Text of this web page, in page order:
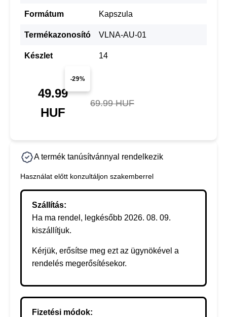
Formátum Kapszula
Termékazonosító VLNA-AU-01
Készlet 14
-29%
49.99
HUF
69.99 HUF
A termék tanúsítvánnyal rendelkezik
Használat előtt konzultáljon szakemberrel
Szállítás:
Ha ma rendel, legkésőbb 2026. 08. 09.
kiszállítjuk.
Kérjük, erősítse meg ezt az ügynökével a
rendelés megerősítésekor.
Fizetési módok: